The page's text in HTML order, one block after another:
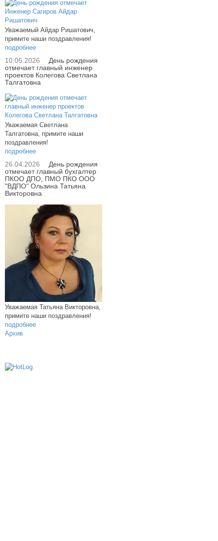
Уважаемый Айдар Ришатович,
примите наши поздравления!
подробнее
10.05.2026
День рождения
отмечает главный инженер
проектов Колегова Светлана
Талгатовна
Уважаемая Светлана
Талгатовна, примите наши
поздравления!
подробнее
26.04.2026
День рождения
отмечает главный бухгалтер
ПКОО ДПО, ПМО ПКО ООО
"ВДПО" Ользина Татьяна
Викторовна
Уважаемая Татьяна Викторовна,
примите наши поздравления!
подробнее
Архив